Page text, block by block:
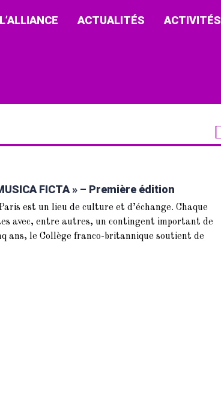
L’ALLIANCE ACTUALITÉS ACTIVITÉS
FICTA » – Première édition
est un lieu de culture et d’échange. Chaque
avec, entre autres, un contingent important de
ans, le Collège franco-britannique soutient de